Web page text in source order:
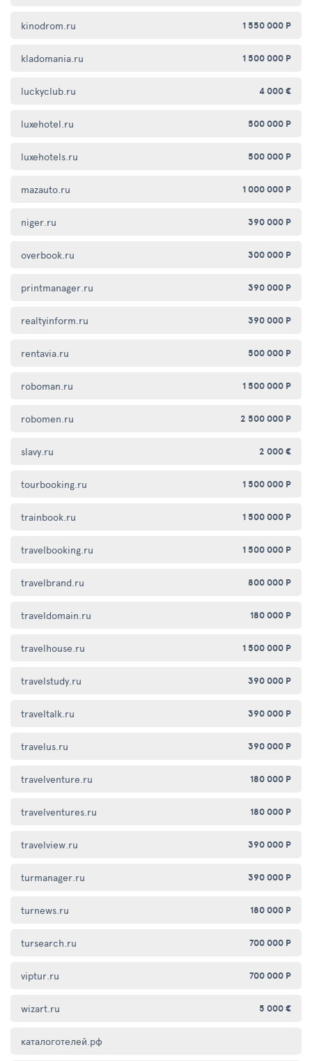
kinodrom.ru 1 550 000 Р
kladomania.ru 1 500 000 Р
luckyclub.ru 4 000 €
luxehotel.ru 500 000 Р
luxehotels.ru 500 000 Р
mazauto.ru 1 000 000 Р
niger.ru 390 000 Р
overbook.ru 300 000 Р
printmanager.ru 390 000 Р
realtyinform.ru 390 000 Р
rentavia.ru 500 000 Р
roboman.ru 1 500 000 Р
robomen.ru 2 500 000 Р
slavy.ru 2 000 €
tourbooking.ru 1 500 000 Р
trainbook.ru 1 500 000 Р
travelbooking.ru 1 500 000 Р
travelbrand.ru 800 000 Р
traveldomain.ru 180 000 Р
travelhouse.ru 1 500 000 Р
travelstudy.ru 390 000 Р
traveltalk.ru 390 000 Р
travelus.ru 390 000 Р
travelventure.ru 180 000 Р
travelventures.ru 180 000 Р
travelview.ru 390 000 Р
turmanager.ru 390 000 Р
turnews.ru 180 000 Р
tursearch.ru 700 000 Р
viptur.ru 700 000 Р
wizart.ru 5 000 €
каталоготелей.рф